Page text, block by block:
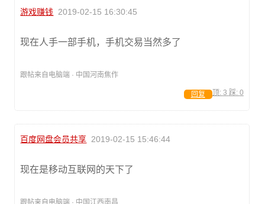
游戏赚钱 2019-02-15 16:30:45
现在人手一部手机，手机交易当然多了
跟帖来自电脑端 · 中国河南焦作
顶: 3 踩: 0
回复
百度网盘会员共享 2019-02-15 15:46:44
现在是移动互联网的天下了
跟帖来自电脑端 · 中国江西南昌